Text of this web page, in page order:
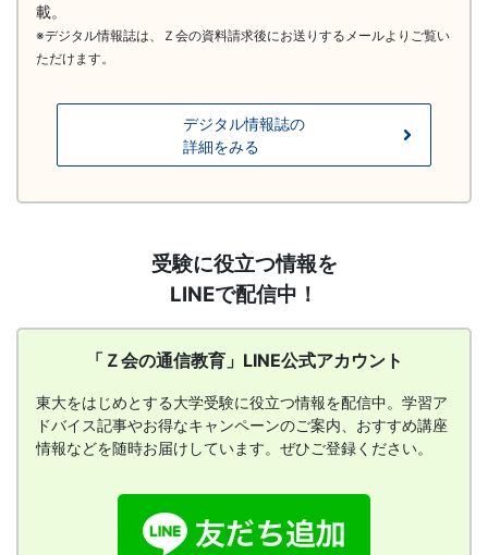
載。
※デジタル情報誌は、Ｚ会の資料請求後にお送りするメールよりご覧い
ただけます。
デジタル情報誌の
詳細をみる
通
育」
LINE
受験に役立つ情報を
LINEで配信中！
「Ｚ会の通信教育」LINE公式アカウント
東大をはじめとする大学受験に役立つ情報を配信中。学習ア
ドバイス記事やお得なキャンペーンのご案内、おすすめ講座
情報などを随時お届けしています。ぜひご登録ください。